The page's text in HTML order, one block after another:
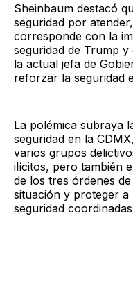
Sheinbaum destacó
seguridad por
corresponde con la
seguridad de Trump
la actual jefa de
reforzar la seguridad
La polémica subraya
seguridad en la
varios grupos
ilícitos, pero también
de los tres órdenes
situación y proteger a
seguridad